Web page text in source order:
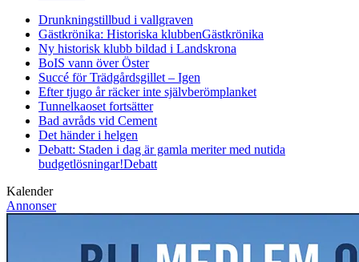
Drunkningstillbud i vallgraven
Gästkrönika: Historiska klubbenGästkrönika
Ny historisk klubb bildad i Landskrona
BoIS vann över Öster
Succé för Trädgårdsgillet – Igen
Efter tjugo år räcker inte självberömplanket
Tunnelkaoset fortsätter
Bad avråds vid Cement
Det händer i helgen
Debatt: Staden i dag är gamla meriter med nutida
budgetlösningar!Debatt
Kalender
Annonser